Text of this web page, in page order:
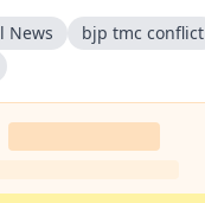
News
bjp tmc conflict